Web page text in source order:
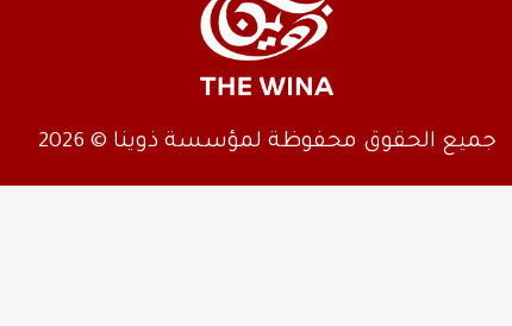
جميع الحقوق محفوظة لمؤسسة ذوينا © 2026